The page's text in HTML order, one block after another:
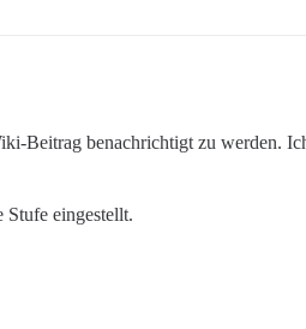
Beitrag benachrichtigt zu werden.
Stufe eingestellt.